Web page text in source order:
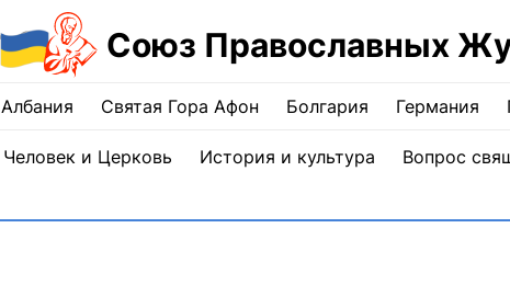
Союз Православных
Албания Святая Гора Афон Болгария Германия
Человек и Церковь История и культура Вопрос